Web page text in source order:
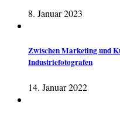
8. Januar 2023
Zwischen Marketing und
Industriefotografen
14. Januar 2022